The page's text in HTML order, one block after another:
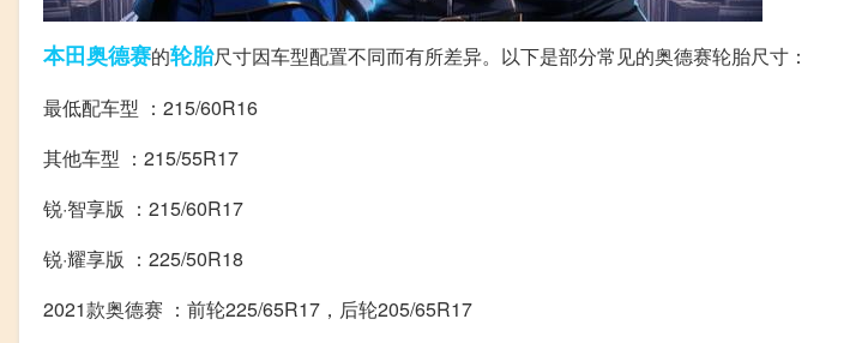
本田奥德赛的轮胎尺寸因车型配置不同而有所差异。以下是部分常见的奥德赛轮胎尺寸：
最低配车型 ：215/60R16
其他车型 ：215/55R17
锐·智享版 ：215/60R17
锐·耀享版 ：225/50R18
2021款奥德赛 ：前轮225/65R17，后轮205/65R17